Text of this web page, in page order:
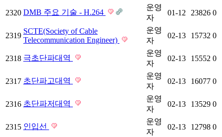
2320 DMB 주요 기술 - H.264
운영
자
01-12 23826 0
2319
SCTE(Society of Cable
Telecommunication Engineer)
운영
자
02-13 15732 0
2318 극초단파대역
운영
자
02-13 15552 0
2317 초단파고대역
운영
자
02-13 16077 0
2316 초단파저대역
운영
자
02-13 13529 0
2315 인입선
운영
자
02-13 12798 0